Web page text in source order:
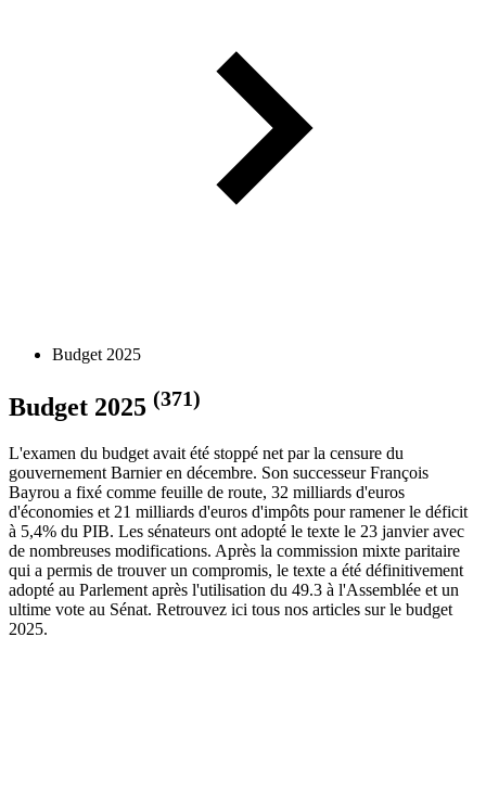
Budget 2025
Budget 2025 (371)
L'examen du budget avait été stoppé net par la censure du
gouvernement Barnier en décembre. Son successeur François
Bayrou a fixé comme feuille de route, 32 milliards d'euros
d'économies et 21 milliards d'euros d'impôts pour ramener le déficit
à 5,4% du PIB. Les sénateurs ont adopté le texte le 23 janvier avec
de nombreuses modifications. Après la commission mixte paritaire
qui a permis de trouver un compromis, le texte a été définitivement
adopté au Parlement après l'utilisation du 49.3 à l'Assemblée et un
ultime vote au Sénat. Retrouvez ici tous nos articles sur le budget
2025.